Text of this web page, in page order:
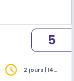
5
2 jours | 14